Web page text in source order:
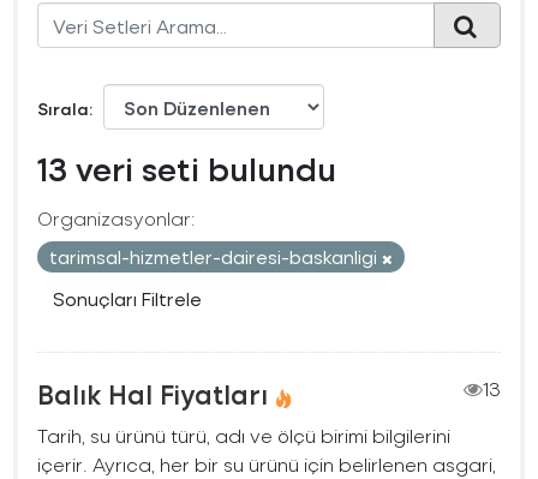
Sırala
13 veri seti bulundu
Organizasyonlar:
tarimsal-hizmetler-dairesi-baskanligi
Sonuçları Filtrele
Balık Hal Fiyatları
13
Tarih, su ürünü türü, adı ve ölçü birimi bilgilerini
içerir. Ayrıca, her bir su ürünü için belirlenen asgari,